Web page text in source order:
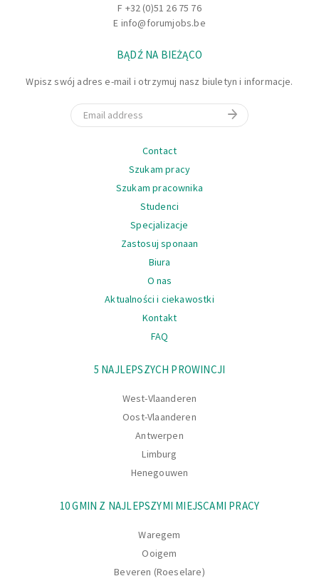
F +32 (0)51 26 75 76
E info@forumjobs.be
BĄDŹ NA BIEŻĄCO
Wpisz swój adres e-mail i otrzymuj nasz biuletyn i informacje.
Email
Contact
Szukam pracy
Szukam pracownika
Studenci
Specjalizacje
Zastosuj sponaan
Biura
O nas
Aktualności i ciekawostki
Kontakt
FAQ
5 NAJLEPSZYCH PROWINCJI
West-Vlaanderen
Oost-Vlaanderen
Antwerpen
Limburg
Henegouwen
10 GMIN Z NAJLEPSZYMI MIEJSCAMI PRACY
Waregem
Ooigem
Beveren (Roeselare)